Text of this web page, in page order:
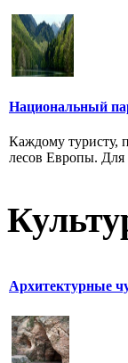
Национальный
Каждому туристу,
лесов Европы. Для
Архитектурные